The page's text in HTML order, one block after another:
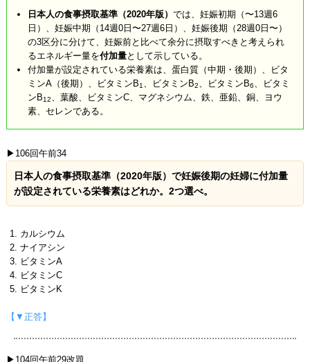
日本人の食事摂取基準（2020年版） では、妊娠初期（〜13週6
日）、妊娠中期（14週0日〜27週6日）、妊娠後期（28週0日〜）
の3区分に分けて、妊娠前と比べて余分に摂取すべきと考えられ
るエネルギー量を付加量として示している。
付加量が設定されている栄養素は、蛋白質（中期・後期）、ビタ
ミンA（後期）、ビタミンB1 、ビタミンB2 、ビタミンB6
、ビタミ
ンB12
、葉酸、ビタミンC、マグネシウム、鉄、亜鉛、銅、ヨウ
素、セレンである。
▶106回午前34
日本人の食事摂取基準（2020年版）で妊娠後期の妊婦に付加量
が設定されている栄養素はどれか。2つ選べ。
カルシウム
ナイアシン
ビタミンA
ビタミンC
ビタミンK
【▼正答】
▶104回午前29改題